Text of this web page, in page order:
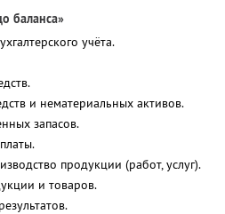
баланса»
учёта.
и нематериальных активов.
запасов.
продукции (работ, услуг).
и товаров.